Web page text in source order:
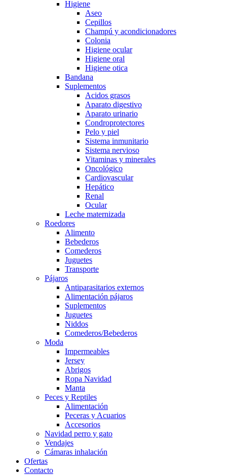
Higiene
Aseo
Cepillos
Champú y acondicionadores
Colonia
Higiene ocular
Higiene oral
Higiene otica
Bandana
Suplementos
Acidos grasos
Aparato digestivo
Aparato urinario
Condroprotectores
Pelo y piel
Sistema inmunitario
Sistema nervioso
Vitaminas y minerales
Oncológico
Cardiovascular
Hepático
Renal
Ocular
Leche maternizada
Roedores
Alimento
Bebederos
Comederos
Juguetes
Transporte
Pájaros
Antiparasitarios externos
Alimentación pájaros
Suplementos
Juguetes
Niddos
Comederos/Bebederos
Moda
Impermeables
Jersey
Abrigos
Ropa Navidad
Manta
Peces y Reptiles
Alimentación
Peceras y Acuarios
Accesorios
Navidad perro y gato
Vendajes
Cámaras inhalación
Ofertas
Contacto